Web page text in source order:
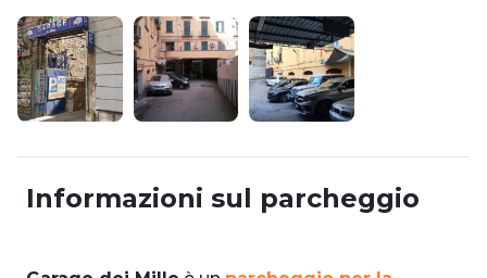
Informazioni sul parcheggio